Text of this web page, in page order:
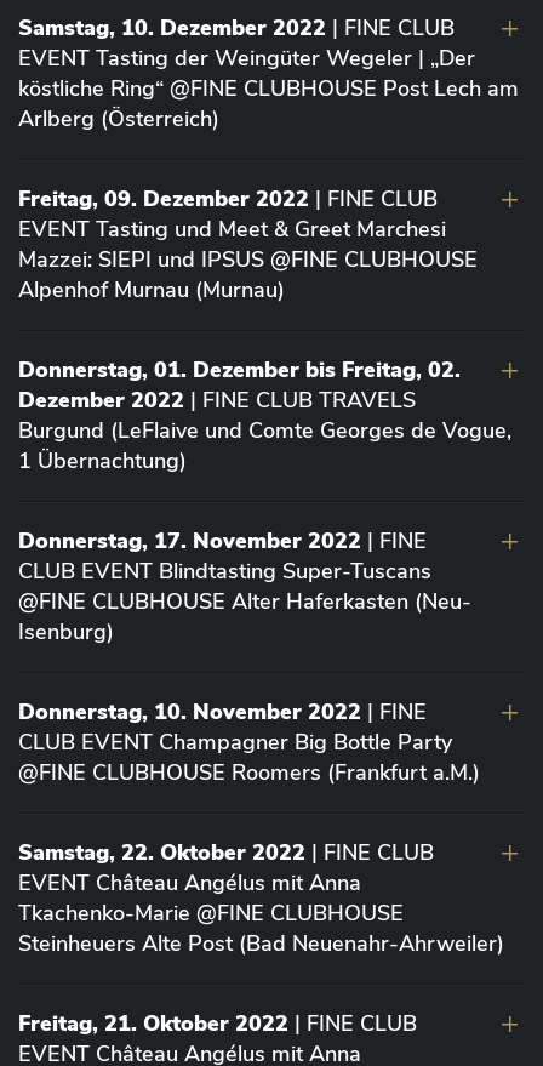
Samstag, 10. Dezember 2022 | FINE CLUB
EVENT Tasting der Weingüter Wegeler | „Der
köstliche Ring“ @FINE CLUBHOUSE Post Lech am
Arlberg (Österreich)
Freitag, 09. Dezember 2022 | FINE CLUB
EVENT Tasting und Meet & Greet Marchesi
Mazzei: SIEPI und IPSUS @FINE CLUBHOUSE
Alpenhof Murnau (Murnau)
Donnerstag, 01. Dezember bis Freitag, 02.
Dezember 2022 | FINE CLUB TRAVELS
Burgund (LeFlaive und Comte Georges de Vogue,
1 Übernachtung)
Donnerstag, 17. November 2022 | FINE
CLUB EVENT Blindtasting Super-Tuscans
@FINE CLUBHOUSE Alter Haferkasten (Neu-
Isenburg)
Donnerstag, 10. November 2022 | FINE
CLUB EVENT Champagner Big Bottle Party
@FINE CLUBHOUSE Roomers (Frankfurt a.M.)
Samstag, 22. Oktober 2022 | FINE CLUB
EVENT Château Angélus mit Anna
Tkachenko-Marie @FINE CLUBHOUSE
Steinheuers Alte Post (Bad Neuenahr-Ahrweiler)
Freitag, 21. Oktober 2022 | FINE CLUB
EVENT Château Angélus mit Anna